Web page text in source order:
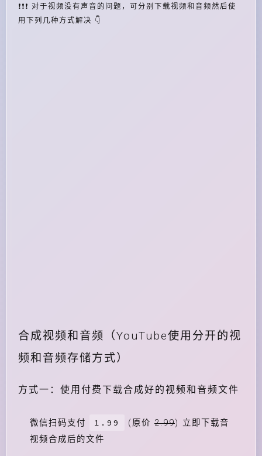
❗❗❗ 对于视频没有声音的问题，可分别下载视频和音频然后使
用下列几种方式解决 👇
合成视频和音频（YouTube使用分开的视
频和音频存储方式）
方式一：使用付费下载合成好的视频和音频文件
微信扫码支付 1.99 (原价 2.99) 立即下载音
视频合成后的文件